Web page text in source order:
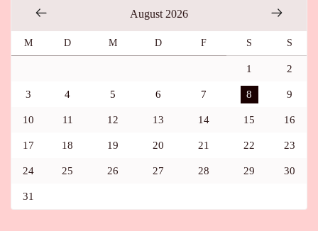
August 2026
M D M D F S S
1 2
3 4 5 6 7 8 9
10 11 12 13 14 15 16
17 18 19 20 21 22 23
24 25 26 27 28 29 30
31